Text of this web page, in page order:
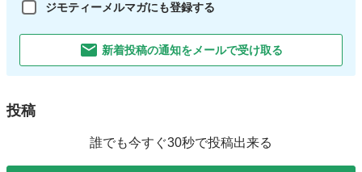
ジモティーメルマガにも登録する
新着投稿の通知をメールで受け取る
投稿
誰でも今すぐ30秒で投稿出来る